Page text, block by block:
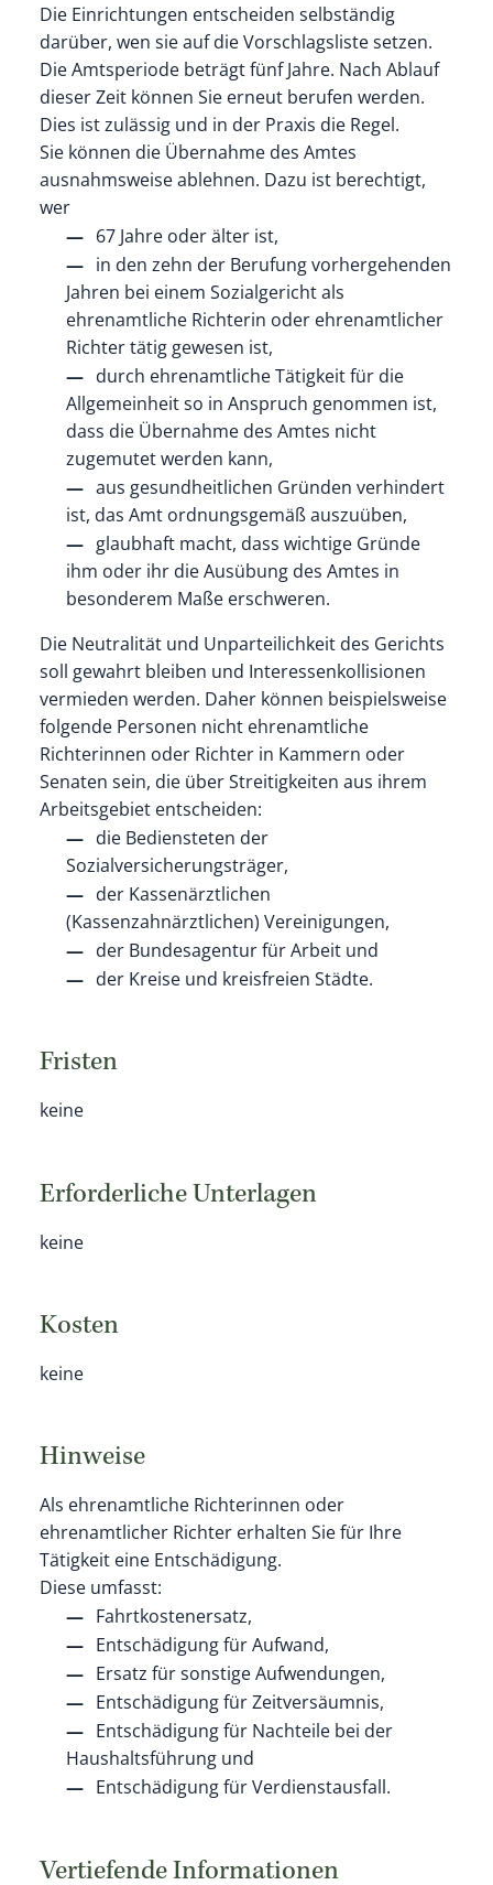
Die Einrichtungen entscheiden selbständig
darüber, wen sie auf die Vorschlagsliste setzen.
Die Amtsperiode beträgt fünf Jahre. Nach Ablauf
dieser Zeit können Sie erneut berufen werden.
Dies ist zulässig und in der Praxis die Regel.
Sie können die Übernahme des Amtes
ausnahmsweise ablehnen. Dazu ist berechtigt,
wer
67 Jahre oder älter ist,
in den zehn der Berufung vorhergehenden
Jahren bei einem Sozialgerichtals
ehrenamtliche Richterin oder ehrenamtlicher
Richter tätig gewesen ist,
durch ehrenamtliche Tätigkeit für die
Allgemeinheit so in Anspruch genommen ist,
dass die Übernahme des Amtes nicht
zugemutet werden kann,
aus gesundheitlichen Gründen verhindert
ist, das Amt ordnungsgemäß auszuüben,
glaubhaft macht, dass wichtige Gründe
ihm oder ihr die Ausübung des Amtes in
besonderem Maße erschweren.
Die Neutralität und Unparteilichkeit des Gerichts
soll gewahrt bleiben und Interessenkollisionen
vermieden werden. Daher können beispielsweise
folgende Personen nicht ehrenamtliche
Richterinnen oder Richter in Kammern oder
Senaten sein, die über Streitigkeiten aus ihrem
Arbeitsgebiet entscheiden:
die Bediensteten der
Sozialversicherungsträger,
der Kassenärztlichen
(Kassenzahnärztlichen) Vereinigungen,
der Bundesagentur für Arbeit und
der Kreise und kreisfreien Städte.
Fristen
keine
Erforderliche Unterlagen
keine
Kosten
keine
Hinweise
Als ehrenamtliche Richterinnen oder
ehrenamtlicher Richter erhalten Sie für Ihre
Tätigkeit eine Entschädigung.
Diese umfasst:
Fahrtkostenersatz,
Entschädigung für Aufwand,
Ersatz für sonstige Aufwendungen,
Entschädigung für Zeitversäumnis,
Entschädigung für Nachteile bei der
Haushaltsführung und
Entschädigung für Verdienstausfall.
Vertiefende Informationen